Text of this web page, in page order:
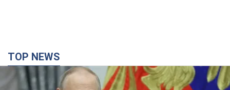
TOP NEWS